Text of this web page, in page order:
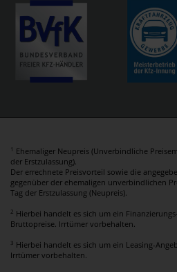
1 Ehemaliger Neupreis (Unverbindliche
der Erstzulassung).
Der errechnete Preisvorteil sowie die
gegenüber der ehemaligen unverbindlichen
Tag der Erstzulassung (Neupreis).
2 Hierbei handelt es sich um ein
Bruttopreise. Irrtümer vorbehalten.
3 Hierbei handelt es sich um ein Leasing-
Irrtümer vorbehalten.